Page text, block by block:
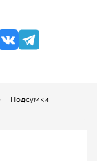
Подсумки